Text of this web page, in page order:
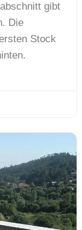
gibt
Die
Stock